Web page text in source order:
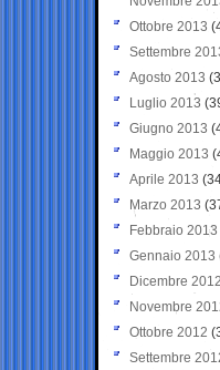
Ottobre 2013
Settembre
Agosto 2013
Luglio 2013
Giugno 2013
Maggio 2013
Aprile 2013
Marzo 2013
Febbraio 2013
Gennaio 2013
Dicembre 2012
Novembre
Ottobre 2012
Settembre